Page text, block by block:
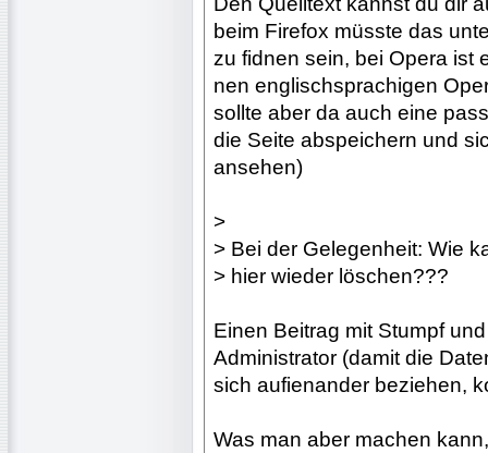
beim Firefox müsste das
zu fidnen sein, bei Opera ist
nen englischsprachigen
sollte aber da auch eine
die Seite abspeichern und
ansehen)
>
> Bei der Gelegenheit: Wie
> hier wieder löschen???
Einen Beitrag mit Stumpf
Administrator (damit die
sich aufienander beziehen,
Was man aber machen